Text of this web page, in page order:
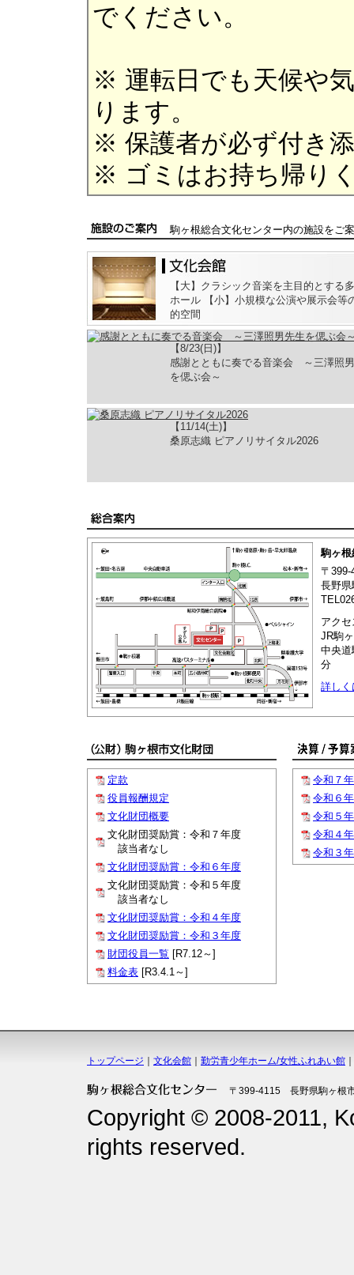
でください。
※ 運転日でも天候や
ります。
※ 保護者が必ず付き
※ ゴミはお持ち帰り
駒ヶ根総合文化センター内の施設をご
【大】クラシック音楽を主目的とする
ホール 【小】小規模な公演や展示会等
的空間
【8/23(日)】
感謝とともに奏でる音楽会 ～三澤照
を偲ぶ会～
【11/14(土)】
桑原志織 ピアノリサイタル2026
駒ヶ根
〒399-
長野県
アクセ
JR駒
中央
分
詳しく
定款
役員報酬規定
文化財団概要
文化財団奨励賞：令和７年度
該当者なし
文化財団奨励賞：令和６年度
文化財団奨励賞：令和５年度
該当者なし
文化財団奨励賞：令和４年度
文化財団奨励賞：令和３年度
財団役員一覧 [R7.12～]
料金表 [R3.4.1～]
令和７
令和６
令和５
令和４
令和３
トップページ ｜ 文化会館 ｜ 勤労青少年ホーム/女性ふれあい館 ｜
〒399-4115 長野県駒ヶ根
Copyright © 2008-2011,
rights reserved.